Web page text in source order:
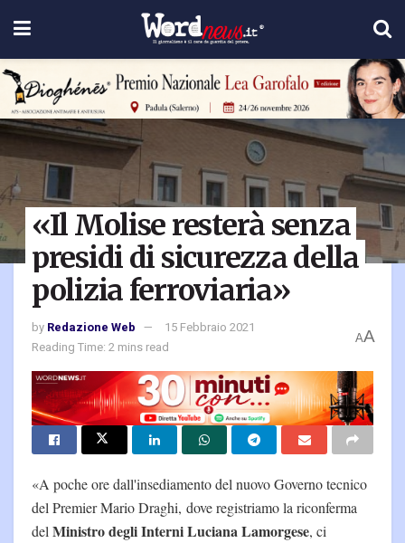
«Il Molise resterà senza
presidi di sicurezza della
polizia ferroviaria»
by Redazione Web
15 Febbraio 2021
Reading Time: 2 mins read
AA
«A poche ore dall'insediamento del nuovo Governo tecnico
del Premier Mario Draghi, dove registriamo la riconferma
del Ministro degli Interni Luciana Lamorgese, ci